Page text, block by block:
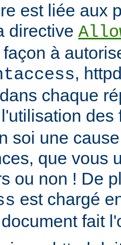
est liée aux
directive
à
,
chaque
soi une
que vous
ou non ! De
est chargé
fait